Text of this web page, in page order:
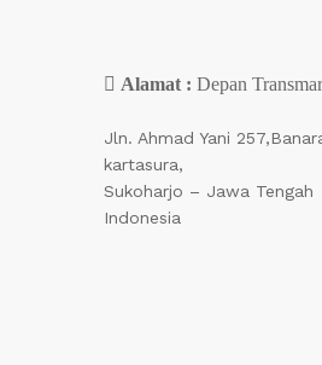
Alamat : Depan
Jln. Ahmad Yani
kartasura,
Sukoharjo – Jawa Tengah
Indonesia